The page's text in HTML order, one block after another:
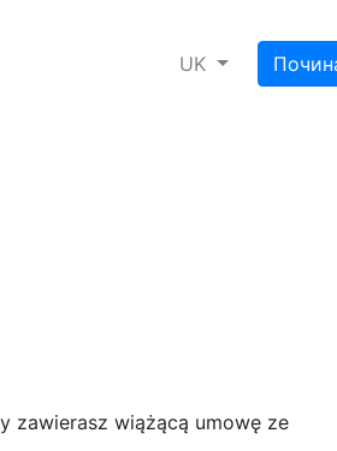
UK
zawierasz wiążącą umowę ze